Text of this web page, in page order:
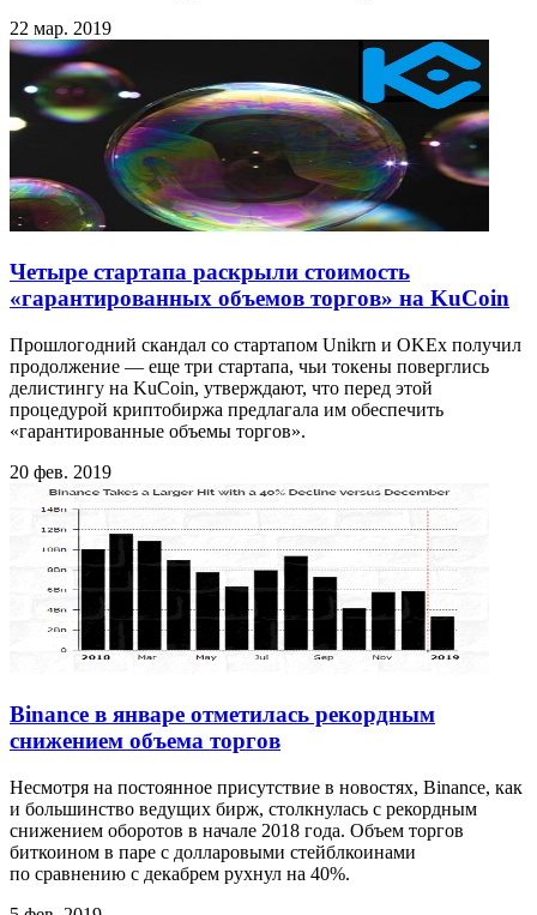
22 мар. 2019
Четыре стартапа раскрыли стоимость
«гарантированных объемов торгов» на KuCoin
Прошлогодний скандал со стартапом Unikrn и OKEx получил
продолжение — еще три стартапа, чьи токены поверглись
делистингу на KuCoin, утверждают, что перед этой
процедурой криптобиржа предлагала им обеспечить
«гарантированные объемы торгов».
20 фев. 2019
Binance в январе отметилась рекордным
снижением объема торгов
Несмотря на постоянное присутствие в новостях, Binance, как
и большинство ведущих бирж, столкнулась с рекордным
cнижением оборотов в начале 2018 года. Объем торгов
биткоином в паре с долларовыми стейблкоинами
по сравнению с декабрем рухнул на 40%.